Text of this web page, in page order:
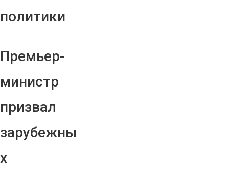
политики
Премьер-
министр
призвал
зарубежны
х